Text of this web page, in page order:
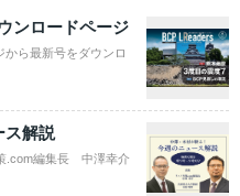
ンロードページ
から最新号をダウンロ
ス解説
.com編集長 中澤幸介